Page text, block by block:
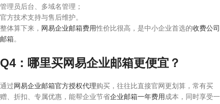
管理员后台、多域名管理；
官方技术支持与售后维护。
整体算下来， 网易企业邮箱费用性价比很高，是中小企业首选的收费公司
邮箱。
Q4：哪里买网易企业邮箱更便宜？
通过 网易企业邮箱官方授权代理购买，往往比直接官网更划算，常有买
赠、折扣、专属优惠，能帮企业节省企业邮箱一年费用 成本，同时享受一